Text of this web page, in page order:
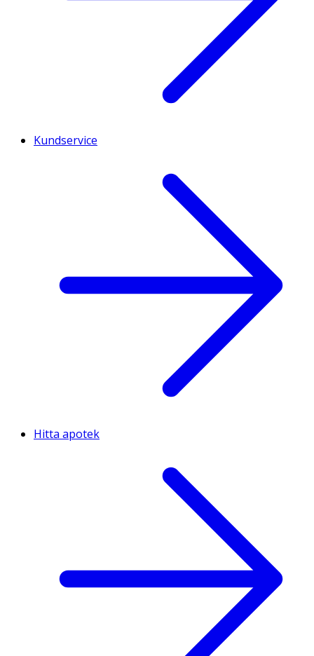
Kundservice
Hitta apotek